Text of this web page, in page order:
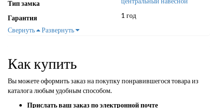
Тип замка
Гарантия
1 год
Свернуть
Развернуть
Как купить
Вы можете оформить заказ на покупку понравившегося товара из
каталога любым удобным способом.
Прислать ваш заказ по электронной почте